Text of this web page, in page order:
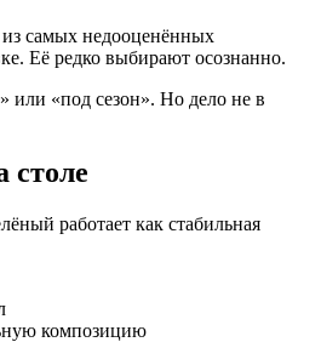
самых недооценённых
Её редко выбирают осознанно.
или «под сезон». Но дело не в
столе
работает как стабильная
композицию